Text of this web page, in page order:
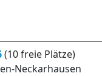
(10 freie Plätze)
Neckarhausen